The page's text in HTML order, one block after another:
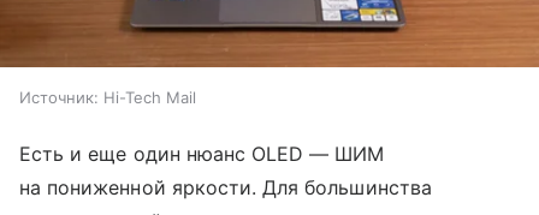
Источник: Hi-Tech Mail
Есть и еще один нюанс OLED — ШИМ
на пониженной яркости. Для большинства